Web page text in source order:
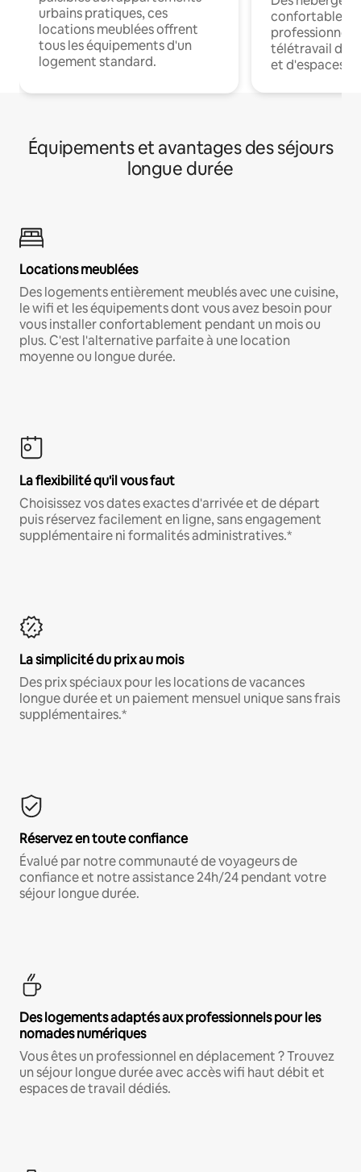
urbains pratiques, ces
locations meublées offrent
tous les équipements d'un
logement standard.
confortables
professionnels
télétravail
et d'espaces
Équipements et avantages des séjours
longue durée
Locations meublées
Des logements entièrement meublés avec une cuisine,
le wifi et les équipements dont vous avez besoin pour
vous installer confortablement pendant un mois ou
plus. C'est l'alternative parfaite à une location
moyenne ou longue durée.
La flexibilité qu'il vous faut
Choisissez vos dates exactes d'arrivée et de départ
puis réservez facilement en ligne, sans engagement
supplémentaire ni formalités administratives.*
La simplicité du prix au mois
Des prix spéciaux pour les locations de vacances
longue durée et un paiement mensuel unique sans frais
supplémentaires.*
Réservez en toute confiance
Évalué par notre communauté de voyageurs de
confiance et notre assistance 24h/24 pendant votre
séjour longue durée.
Des logements adaptés aux professionnels pour les
nomades numériques
Vous êtes un professionnel en déplacement ? Trouvez
un séjour longue durée avec accès wifi haut débit et
espaces de travail dédiés.